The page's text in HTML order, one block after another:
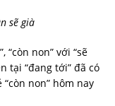
sẽ già
“còn non” với “sẽ
tại “đang tới” đã có
non” hôm nay